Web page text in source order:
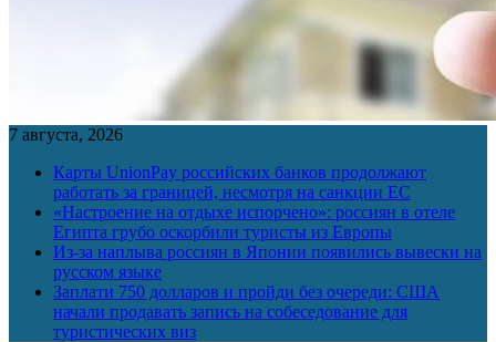
7 августа, 2026
Карты UnionPay российских банков продолжают
работать за границей, несмотря на санкции ЕС
«Настроение на отдыхе испорчено»: россиян в отеле
Египта грубо оскорбили туристы из Европы
Из-за наплыва россиян в Японии появились вывески на
русском языке
Заплати 750 долларов и пройди без очереди: США
начали продавать запись на собеседование для
туристических виз